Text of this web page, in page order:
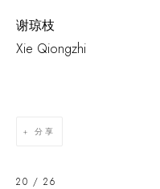
谢琼枝
Xie Qiongzhi
分享
20 / 26